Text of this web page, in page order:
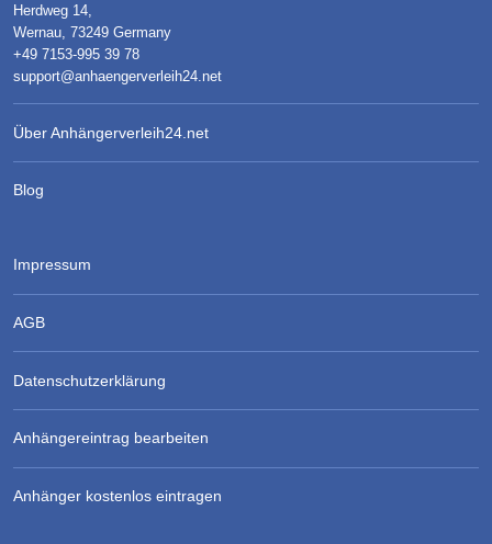
Herdweg 14,
Wernau, 73249 Germany
+49 7153-995 39 78
support@anhaengerverleih24.net
Über Anhängerverleih24.net
Blog
Impressum
AGB
Datenschutzerklärung
Anhängereintrag bearbeiten
Anhänger kostenlos eintragen